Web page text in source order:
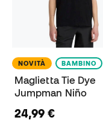
NOVITÀ BAMBINO
Maglietta Tie Dye
Jumpman Niño
24,99 €